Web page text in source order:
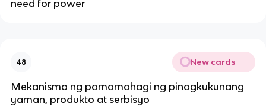
need for power
48 New cards
Mekanismo ng pamamahagi ng pinagkukunang
yaman, produkto at serbisyo